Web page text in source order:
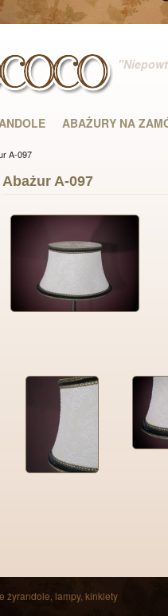
ABAŻURY NA
A-097
Abażur A-097
żyrandole, lampy, kinkiety